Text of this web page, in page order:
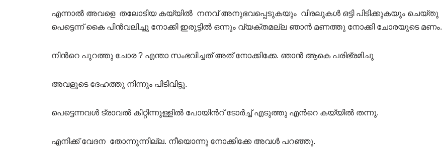
എന്നാൽ അവളെ തലോടിയ കയ്യിൽ നനവ് അനുഭവപ്പെടുകയും വിരലുകൾ ഒട്ടി പിടിക്കുകയും ചെയ്തു
പെട്ടെന്ന് കൈ പിൻവലിച്ചു നോക്കി ഇരുട്ടിൽ ഒന്നും വ്യക്തമല്ല ഞാൻ മണത്തു നോക്കി ചോരയുടെ മണം.
നിൻറെ പുറത്തു ചോര ? എന്താ സംഭവിച്ചത് അത് നോക്കിക്കേ. ഞാൻ ആകെ പരിഭ്രമിചു
അവളുടെ ദേഹത്തു നിന്നും പിടിവിട്ടു.
പെട്ടെന്നവൾ ട്രാവൽ കിറ്റിന്നുള്ളിൽ പോയിൻറ് ടോർച്ച് എടുത്തു എൻറെ കയ്യിൽ തന്നു.
എനിക്ക് വേദന തോന്നുന്നില്ല. നീയൊന്നു നോക്കിക്കേ അവൾ പറഞ്ഞു.